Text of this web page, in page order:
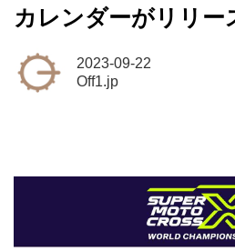
カレンダーがリリー
2023-09-22
Off1.jp